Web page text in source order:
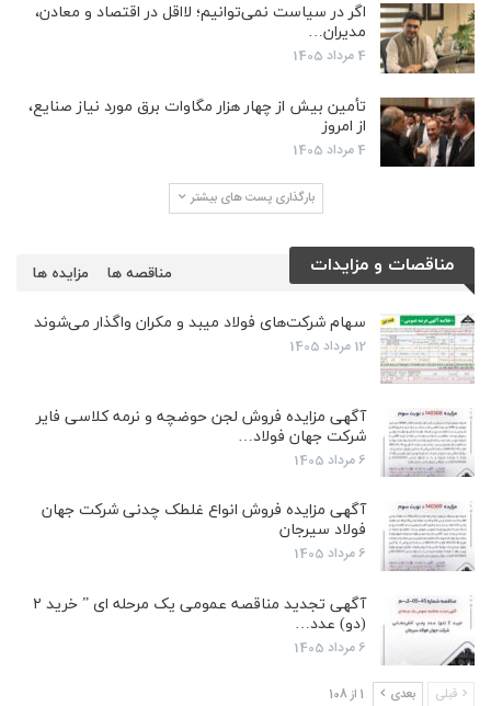
اگر در سیاست نمی‌توانیم؛ لااقل در اقتصاد و معادن،
مدیران…
4 مرداد 1405
تأمین بیش از چهار هزار مگاوات برق مورد نیاز صنایع،
از امروز
4 مرداد 1405
بارگذاری پست های بیشتر
مناقصات و مزایدات مزایده ها مناقصه ها
سهام شرکت‌های فولاد میبد و مکران واگذار می‌شوند
12 مرداد 1405
آگهی مزایده فروش لجن حوضچه و نرمه کلاسی فایر
شرکت جهان فولاد…
6 مرداد 1405
آگهی مزایده فروش انواع غلطک چدنی شرکت جهان
فولاد سیرجان
6 مرداد 1405
آگهی تجدید مناقصه عمومی یک مرحله ای ” خرید ۲
(دو) عدد…
6 مرداد 1405
قبلی بعدی 1 از 108